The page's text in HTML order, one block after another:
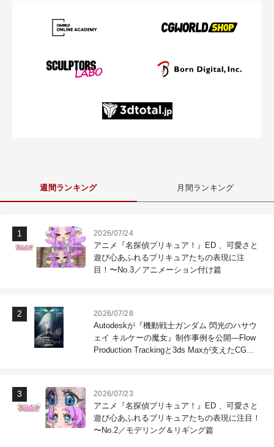
週間ランキング 月間ランキング
2026/07/24
アニメ『名探偵プリキュア！』ED 、可愛さと
遊び心あふれるプリキュアたちの表現に注
目！〜No.3／アニメーション付け篇
2026/07/28
Autodeskが『機動戦士ガンダム 閃光のハサウ
ェイ キルケーの魔女』制作事例を公開―Flow
Production Trackingと3ds Maxが支えたCG制
2026/07/23
アニメ『名探偵プリキュア！』ED 、可愛さと
遊び心あふれるプリキュアたちの表現に注目！
〜No.2／モデリング＆リギング篇